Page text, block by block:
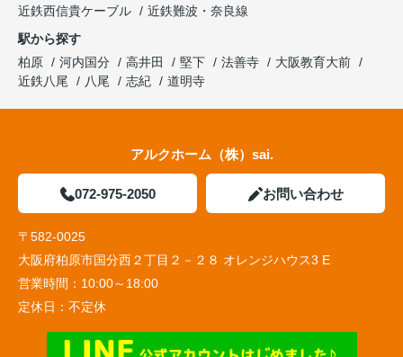
近鉄西信貴ケーブル
近鉄難波・奈良線
駅から探す
柏原
河内国分 高井田 堅下 法善寺
大阪教育大前
近鉄八尾
八尾 志紀 道明寺
アルクホーム（株）sai.
072-975-2050 お問い合わせ
〒582-0025
大阪府柏原市国分西２丁目２－２８ オレンジハウス3 E
営業時間： 10:00～18:00
定休日： 不定休